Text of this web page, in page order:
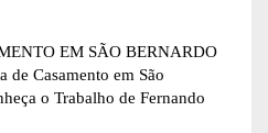
EM SÃO BERNARDO
de Casamento em São
o Trabalho de Fernando